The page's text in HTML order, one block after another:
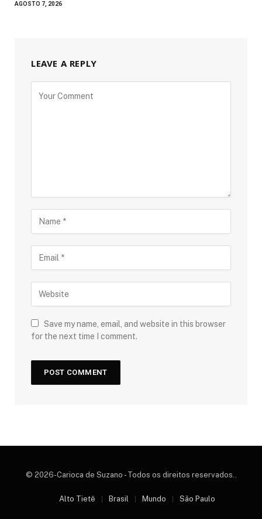
AGOSTO 7, 2026
LEAVE A REPLY
Save my name, email, and website in this browser
for the next time I comment.
© 2026-Carioca de Suzano - Todos os direitos reservados..
Alto Tietê Brasil Mundo São Paulo